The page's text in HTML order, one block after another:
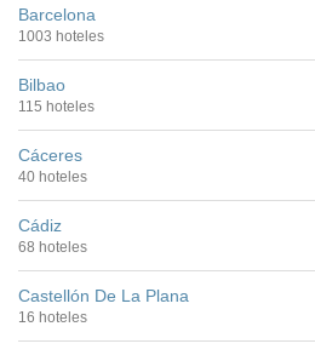
Barcelona
1003 hoteles
Bilbao
115 hoteles
Cáceres
40 hoteles
Cádiz
68 hoteles
Castellón De La Plana
16 hoteles